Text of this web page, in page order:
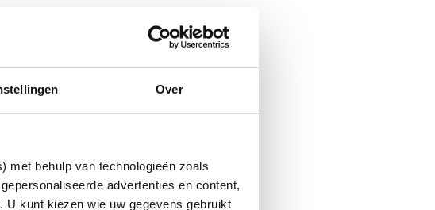
Over
met behulp van technologieën zoals
advertenties en content,
U kunt kiezen wie uw gegevens gebruikt